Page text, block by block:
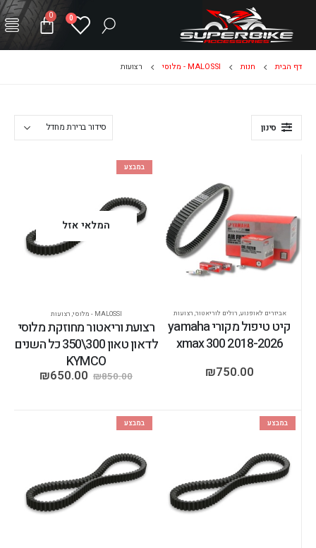
0
0
דף הבית חנות MALOSSI - מלוסי רצועות
סינון
אביזרים לאופנוע, רולים לוריאטור, רצועות
קיט טיפול מקורי yamaha
xmax 300 2018-2026
₪750.00
במבצע
המלאי אזל
MALOSSI - מלוסי , רצועות
רצועת וריאטור מחוזקת מלוסי
לדאון טאון 300\350 כל השנים
KYMCO
₪850.00
₪650.00
במבצע במבצע